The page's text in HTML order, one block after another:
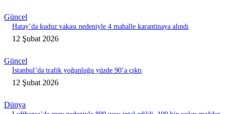
Güncel
Hatay’da kuduz vakası nedeniyle 4 mahalle karantinaya alındı
12 Şubat 2026
Güncel
İstanbul’da trafik yoğunluğu yüzde 90’a çıktı
12 Şubat 2026
Dünya